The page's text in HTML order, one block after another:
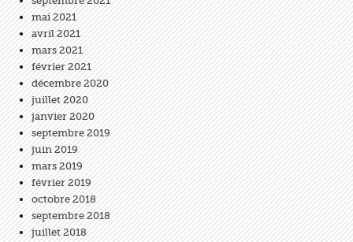
mai 2021
avril 2021
mars 2021
février 2021
décembre 2020
juillet 2020
janvier 2020
septembre 2019
juin 2019
mars 2019
février 2019
octobre 2018
septembre 2018
juillet 2018